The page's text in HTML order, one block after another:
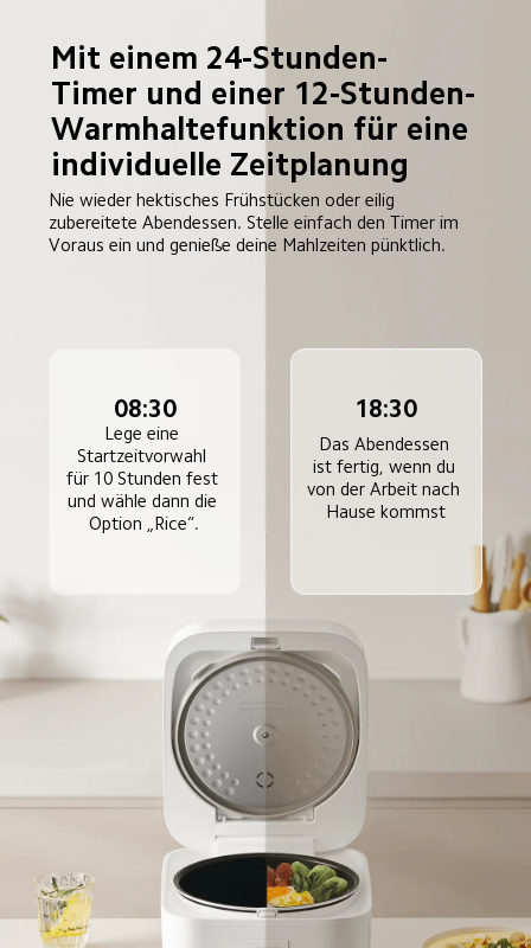
Mit einem 24-Stunden-
Timer und einer 12-Stunden-
Warmhaltefunktion für eine
individuelle Zeitplanung
Nie wieder hektisches Frühstücken oder eilig
zubereitete Abendessen. Stelle einfach den Timer im
Voraus ein und genieße deine Mahlzeiten pünktlich.
08:30
Lege eine
Startzeitvorwahl
für 10 Stunden fest
und wähle dann die
Option „Rice“.
18:30
Das Abendessen
ist fertig, wenn du
von der Arbeit nach
Hause kommst